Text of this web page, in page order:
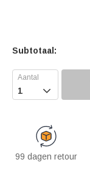
Subtotaal:

99 dagen retour